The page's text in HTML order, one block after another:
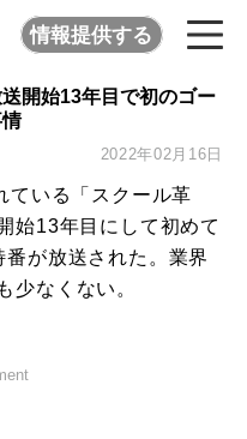
情報提供する
開始13年目で初のゴー
2022年02月16日
いる「スクール革
始13年目にして初めて
が放送された。業界
少なくない。